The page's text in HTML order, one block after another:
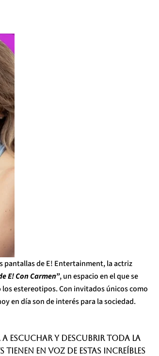
pantallas de E! Entertainment, la actriz
E! Con Carmen”, un espacio en el que se
estereotipos. Con invitados únicos como
en día son de interés para la sociedad.
a escuchar y descubrir toda la
en voz de estas increíbles